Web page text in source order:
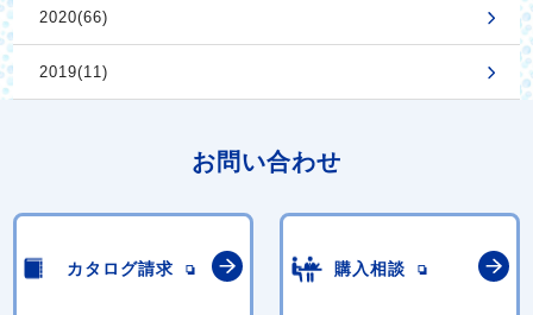
2020(66)
2019(11)
お問い合わせ
カタログ請求 購入相談